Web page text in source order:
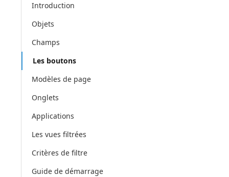
Introduction
Objets
Champs
Les boutons
Modèles de page
Onglets
Applications
Les vues filtrées
Critères de filtre
Guide de démarrage